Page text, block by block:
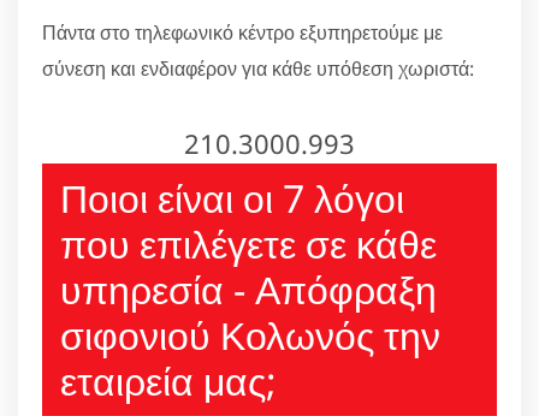
Πάντα στο τηλεφωνικό κέντρο εξυπηρετούμε με
σύνεση και ενδιαφέρον για κάθε υπόθεση χωριστά:
210.3000.993
Ποιοι είναι οι 7 λόγοι
που επιλέγετε σε κάθε
υπηρεσία - Απόφραξη
σιφονιού Κολωνός την
εταιρεία μας;